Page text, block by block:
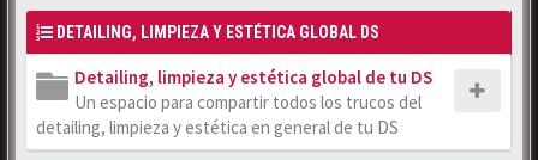
DETAILING, LIMPIEZA Y ESTÉTICA GLOBAL DS
Detailing, limpieza y estética global de tu DS
Un espacio para compartir todos los trucos del
detailing, limpieza y estética en general de tu DS